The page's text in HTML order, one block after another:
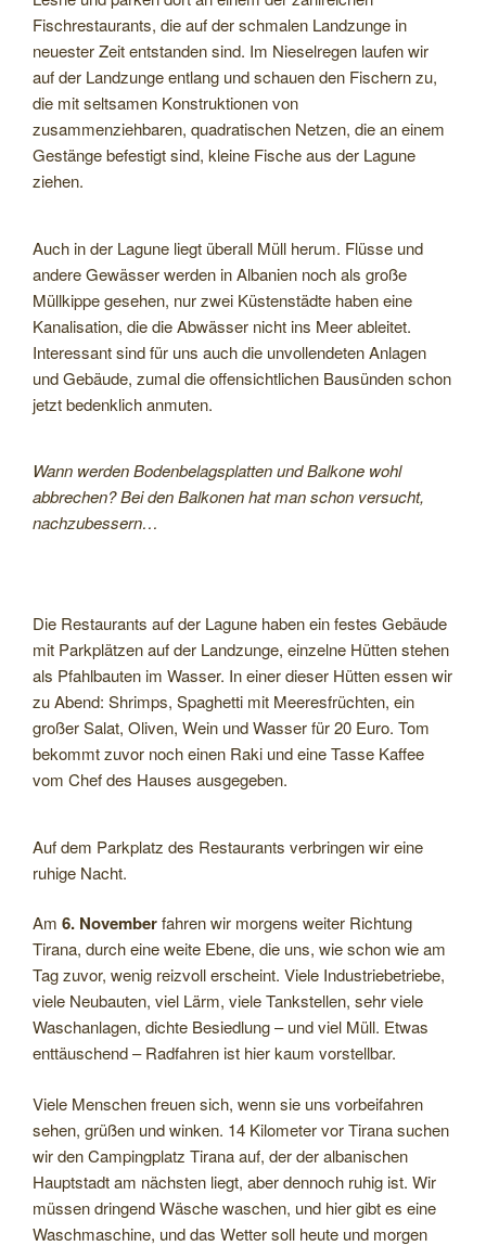
Fischrestaurants, die auf der schmalen Landzunge in
neuester Zeit entstanden sind. Im Nieselregen laufen wir
auf der Landzunge entlang und schauen den Fischern zu,
die mit seltsamen Konstruktionen von
zusammenziehbaren, quadratischen Netzen, die an einem
Gestänge befestigt sind, kleine Fische aus der Lagune
ziehen.
Auch in der Lagune liegt überall Müll herum. Flüsse und
andere Gewässer werden in Albanien noch als große
Müllkippe gesehen, nur zwei Küstenstädte haben eine
Kanalisation, die die Abwässer nicht ins Meer ableitet.
Interessant sind für uns auch die unvollendeten Anlagen
und Gebäude, zumal die offensichtlichen Bausünden schon
jetzt bedenklich anmuten.
Wann werden Bodenbelagsplatten und Balkone wohl
abbrechen? Bei den Balkonen hat man schon versucht,
nachzubessern…
Die Restaurants auf der Lagune haben ein festes Gebäude
mit Parkplätzen auf der Landzunge, einzelne Hütten stehen
als Pfahlbauten im Wasser. In einer dieser Hütten essen wir
zu Abend: Shrimps, Spaghetti mit Meeresfrüchten, ein
großer Salat, Oliven, Wein und Wasser für 20 Euro. Tom
bekommt zuvor noch einen Raki und eine Tasse Kaffee
vom Chef des Hauses ausgegeben.
Auf dem Parkplatz des Restaurants verbringen wir eine
ruhige Nacht.
Am 6. Novemberfahren wir morgens weiter Richtung
Tirana, durch eine weite Ebene, die uns, wie schon wie am
Tag zuvor, wenig reizvoll erscheint. Viele Industriebetriebe,
viele Neubauten, viel Lärm, viele Tankstellen, sehr viele
Waschanlagen, dichte Besiedlung – und viel Müll. Etwas
enttäuschend – Radfahren ist hier kaum vorstellbar.
Viele Menschen freuen sich, wenn sie uns vorbeifahren
sehen, grüßen und winken. 14 Kilometer vor Tirana suchen
wir den Campingplatz Tirana auf, der der albanischen
Hauptstadt am nächsten liegt, aber dennoch ruhig ist. Wir
müssen dringend Wäsche waschen, und hier gibt es eine
Waschmaschine, und das Wetter soll heute und morgen